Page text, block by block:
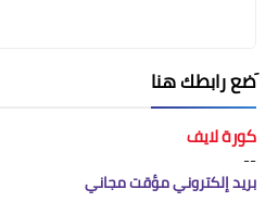
َضع رابطك هنا
كورة لايف
--
بريد إلكتروني مؤقت مجاني